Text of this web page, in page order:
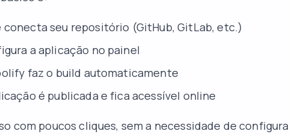
conecta seu repositório (GitHub, GitLab, etc.)
a aplicação no painel
faz o build automaticamente
é publicada e fica acessível online
com poucos cliques, sem a necessidade de